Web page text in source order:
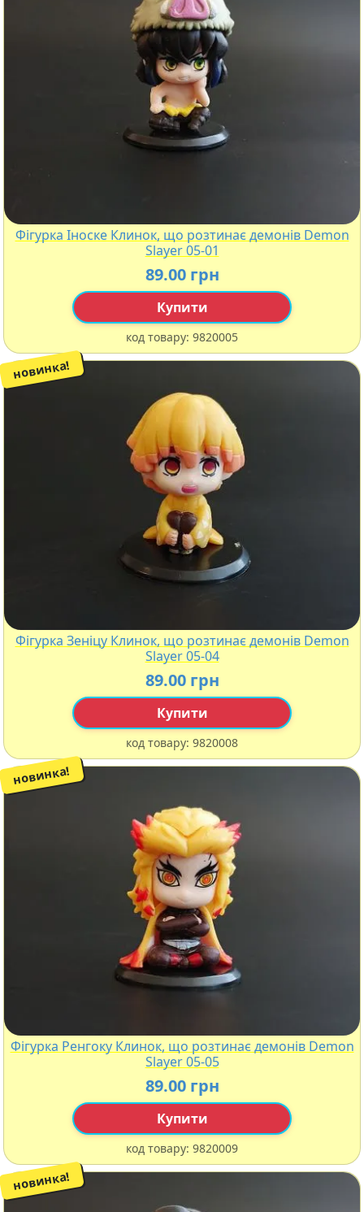
Фігурка Іноске Клинок, що розтинає демонів Demon
Slayer 05-01
89.00 грн
Купити
код товару: 9820005
новинка!
Фігурка Зеніцу Клинок, що розтинає демонів Demon
Slayer 05-04
89.00 грн
Купити
код товару: 9820008
новинка!
Фігурка Ренгоку Клинок, що розтинає демонів Demon
Slayer 05-05
89.00 грн
Купити
код товару: 9820009
новинка!